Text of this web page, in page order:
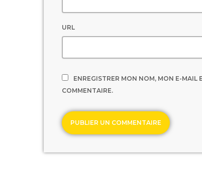
URL
ENREGISTRER MON NOM, MON E-
COMMENTAIRE.